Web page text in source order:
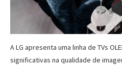
A LG apresenta uma linha de TVs
significativas na qualidade de